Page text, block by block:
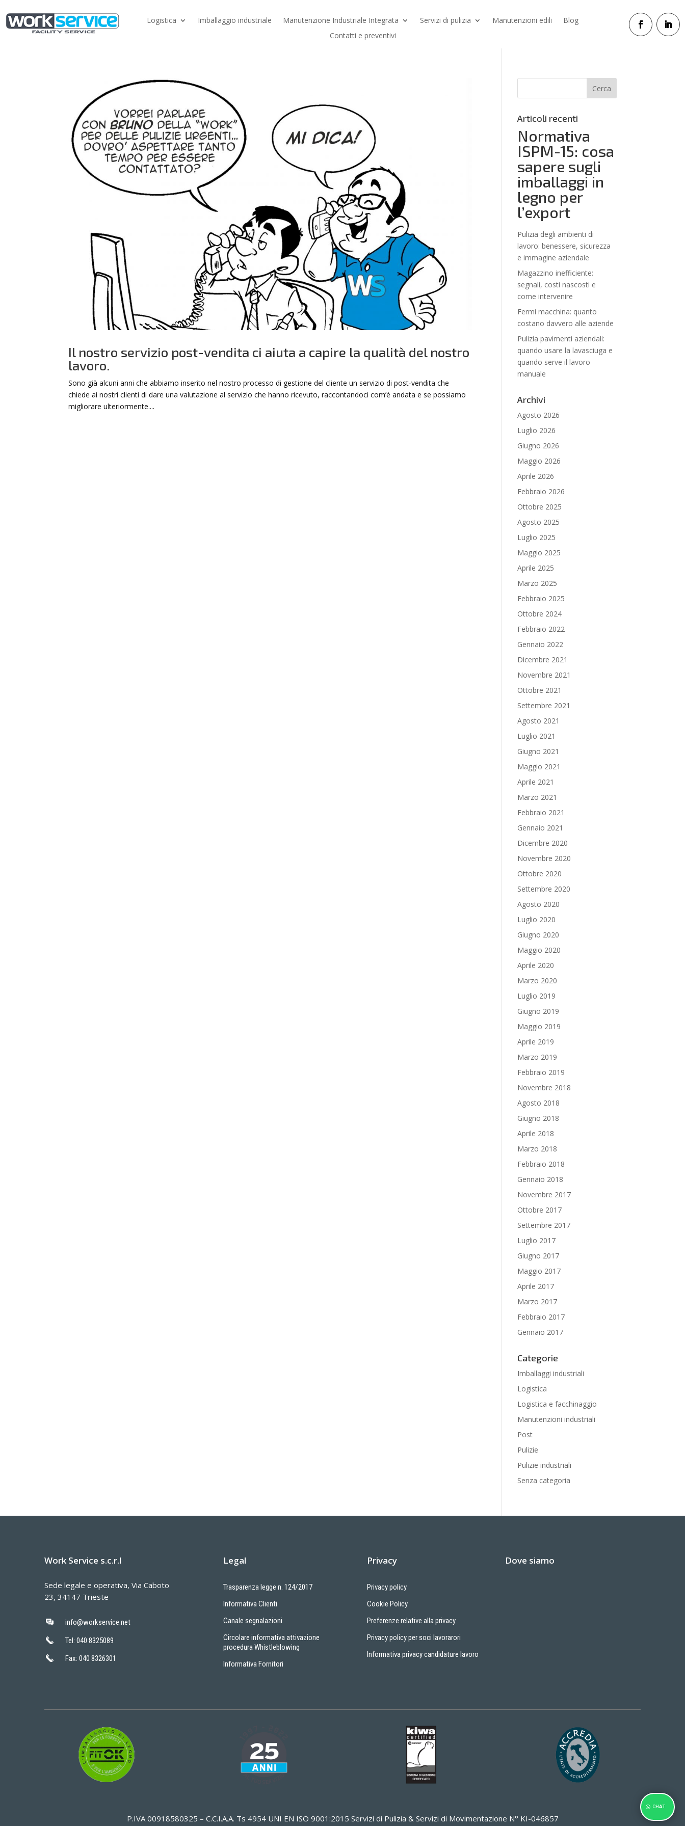
Logistica Imballaggio industriale Manutenzione Industriale Integrata Servizi di pulizia Manutenzioni edili
Blog
Contatti e preventivi
Il nostro servizio post-vendita ci aiuta a capire la qualità del nostro
lavoro.
Sono già alcuni anni che abbiamo inserito nel nostro processo di gestione del cliente un servizio di post-vendita che
chiede ai nostri clienti di dare una valutazione al servizio che hanno ricevuto, raccontandoci com’è andata e se possiamo
migliorare ulteriormente....
Articoli recenti
Normativa
ISPM-15: cosa
sapere sugli
imballaggi in
legno per
l’export
Pulizia degli ambienti di
lavoro: benessere, sicurezza
e immagine aziendale
Magazzino inefficiente:
segnali, costi nascosti e
come intervenire
Fermi macchina: quanto
costano davvero alle aziende
Pulizia pavimenti aziendali:
quando usare la lavasciuga e
quando serve il lavoro
manuale
Archivi
Agosto 2026
Luglio 2026
Giugno 2026
Maggio 2026
Aprile 2026
Febbraio 2026
Ottobre 2025
Agosto 2025
Luglio 2025
Maggio 2025
Aprile 2025
Marzo 2025
Febbraio 2025
Ottobre 2024
Febbraio 2022
Gennaio 2022
Dicembre 2021
Novembre 2021
Ottobre 2021
Settembre 2021
Agosto 2021
Luglio 2021
Giugno 2021
Maggio 2021
Aprile 2021
Marzo 2021
Febbraio 2021
Gennaio 2021
Dicembre 2020
Novembre 2020
Ottobre 2020
Settembre 2020
Agosto 2020
Luglio 2020
Giugno 2020
Maggio 2020
Aprile 2020
Marzo 2020
Luglio 2019
Giugno 2019
Maggio 2019
Aprile 2019
Marzo 2019
Febbraio 2019
Novembre 2018
Agosto 2018
Giugno 2018
Aprile 2018
Marzo 2018
Febbraio 2018
Gennaio 2018
Novembre 2017
Ottobre 2017
Settembre 2017
Luglio 2017
Giugno 2017
Maggio 2017
Aprile 2017
Marzo 2017
Febbraio 2017
Gennaio 2017
Categorie
Imballaggi industriali
Logistica
Logistica e facchinaggio
Manutenzioni industriali
Post
Pulizie
Pulizie industriali
Senza categoria
Work Service s.c.r.l
Sede legale e operativa, Via Caboto
23, 34147 Trieste
info@workservice.net
Tel: 040 8325089
Fax: 040 8326301
Legal
Trasparenza legge n. 124/2017
Informativa Clienti
Canale segnalazioni
Circolare informativa attivazione
procedura Whistleblowing
Informativa Fornitori
Privacy
Privacy policy
Cookie Policy
Preferenze relative alla privacy
Privacy policy per soci lavorarori
Informativa privacy candidature lavoro
Dove siamo
P.IVA 00918580325 – C.C.I.A.A. Ts 4954 UNI EN ISO 9001:2015 Servizi di Pulizia & Servizi di Movimentazione N° KI-046857
CHAT